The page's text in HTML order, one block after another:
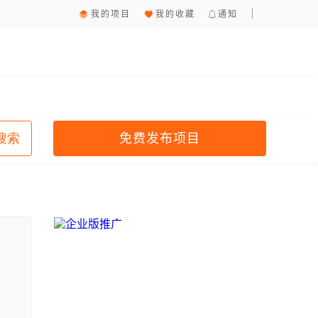
我的项目 我的收藏 通知
索 免费发布项目